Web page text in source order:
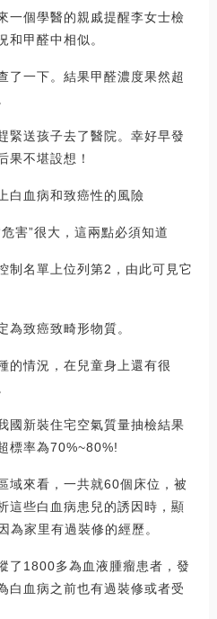
一個學醫的親戚提醒李女士檢
和甲醛中相似。
了一下。結果甲醛濃度果然超
緊送孩子去了醫院。幸好早發
果不堪設想！
白血病和致癌性的風險
害”很大，這兩點必須知道
制名單上位列第2，由此可見它
為致癌致畸形物質。
的情況，在兒童身上還有很
國新裝住宅空氣質量抽檢結果
標率為70%~80%!
域來看，一共就60個床位，被
這些白血病患兒的誘因時，顯
為家里有過裝修的經歷。
了1800多為血液腫瘤患者，發
白血病之前也有過裝修或者受